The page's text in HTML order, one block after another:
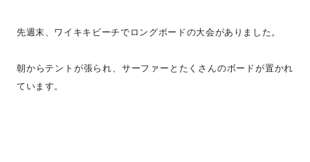
先週末、ワイキキビーチでロングボードの大会がありました。
朝からテントが張られ、サーファーとたくさんのボードが置かれ
ています。